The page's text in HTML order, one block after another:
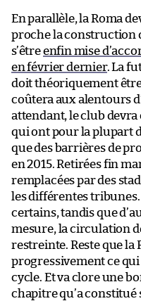
En parallèle, la Roma
proche la construction
s’êtreenfin mise
en février dernier. La
doit théoriquement
coûtera aux alentours
attendant, le club devra
qui ont pour la plupart
que des barrières de
en 2015. Retirées fin
remplacées par des
les différentes
certains, tandis que
mesure, la circulation
restreinte. Reste que la
progressivement ce
cycle. Et va clore une
chapitre qu’a constitué